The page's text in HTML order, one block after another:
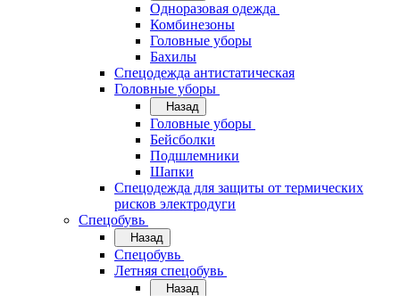
Одноразовая одежда
Комбинезоны
Головные уборы
Бахилы
Спецодежда антистатическая
Головные уборы
Назад
Головные уборы
Бейсболки
Подшлемники
Шапки
Спецодежда для защиты от термических
рисков электродуги
Спецобувь
Назад
Спецобувь
Летняя спецобувь
Назад